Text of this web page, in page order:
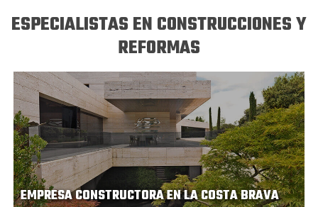
ESPECIALISTAS EN CONSTRUCCIONES Y
REFORMAS
EMPRESA CONSTRUCTORA EN LA COSTA BRAVA